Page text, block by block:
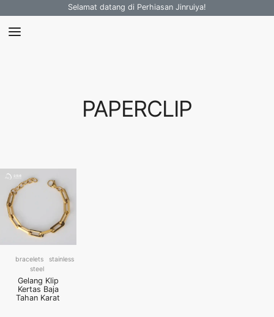
Selamat datang di Perhiasan Jinruiya!
PAPERCLIP
bracelets
stainless
steel
Gelang Klip
Kertas Baja
Tahan Karat